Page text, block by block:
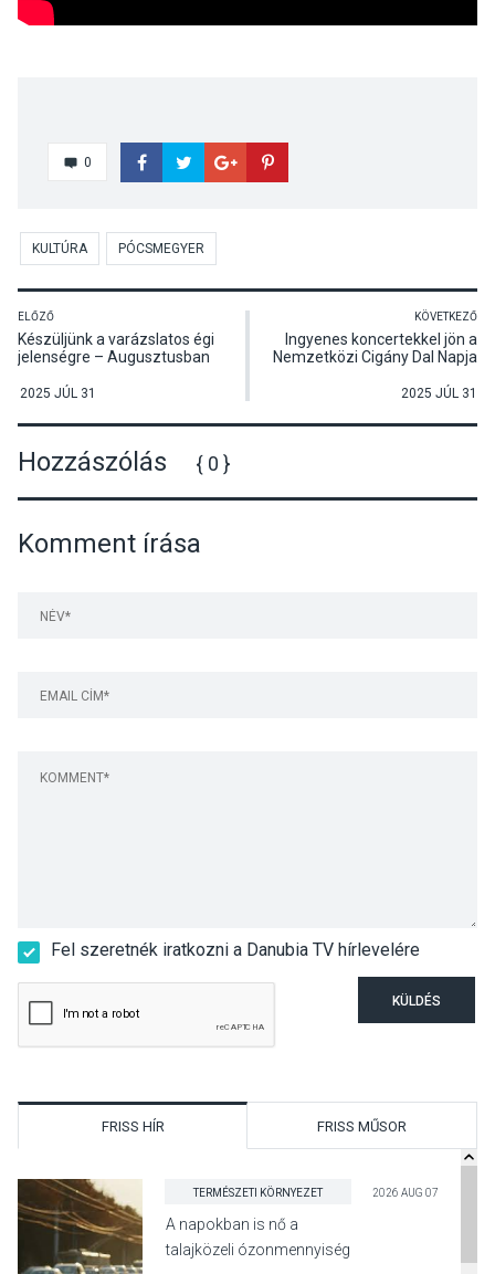
0
KULTÚRA PÓCSMEGYER
ELŐZŐ
Készüljünk a varázslatos égi
jelenségre – Augusztusban
2025 JÚL 31
KÖVETKEZŐ
Ingyenes koncertekkel jön a
Nemzetközi Cigány Dal Napja
2025 JÚL 31
Hozzászólás { 0 }
Komment írása
Fel szeretnék iratkozni a Danubia TV hírlevelére
KÜLDÉS
FRISS HÍR FRISS MŰSOR
TERMÉSZETI KÖRNYEZET 2026 AUG 07
A napokban is nő a
talajközeli ózonmennyiség